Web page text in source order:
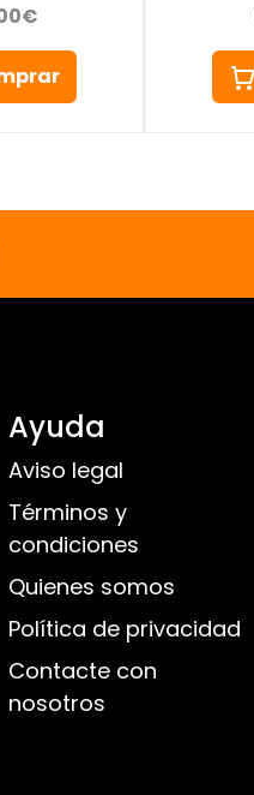
Ayuda
Aviso legal
Términos y
condiciones
Quienes somos
Política de privacidad
Contacte con
nosotros